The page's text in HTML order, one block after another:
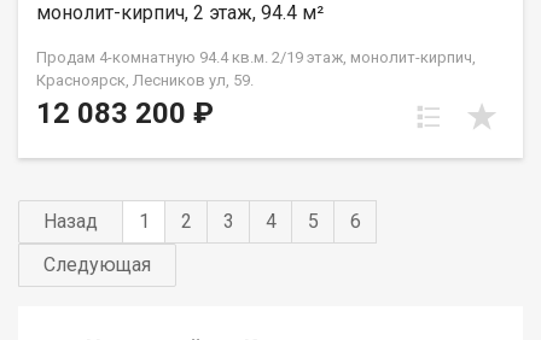
монолит-кирпич, 2 этаж, 94.4 м²
Продам 4-комнатную 94.4 кв.м. 2/19 этаж, монолит-кирпич,
Красноярск, Лесников ул, 59.
12 083 200 ₽
Назад 1 2 3 4 5
6
Следующая